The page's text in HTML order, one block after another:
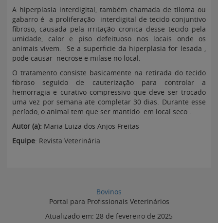
A hiperplasia interdigital, também chamada de tiloma ou
gabarro é a proliferação interdigital de tecido conjuntivo
fibroso, causada pela irritação cronica desse tecido pela
umidade, calor e piso defeituoso nos locais onde os
animais vivem. Se a superficie da hiperplasia for lesada ,
pode causar necrose e miíase no local.
O tratamento consiste basicamente na retirada do tecido
fibroso seguido de cauterização para controlar a
hemorragia e curativo compressivo que deve ser trocado
uma vez por semana ate completar 30 dias. Durante esse
período, o animal tem que ser mantido em local seco .
Autor (a): Maria Luiza dos Anjos Freitas
Equipe: Revista Veterinária
Bovinos
Portal para Profissionais Veterinários
Atualizado em: 28 de fevereiro de 2025